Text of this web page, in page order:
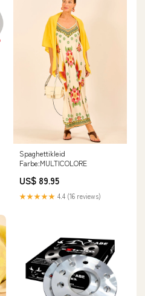
Spaghettikleid
Farbe:MULTICOLORE
US$ 89.95
★★★★★ 4.4 (16 reviews)